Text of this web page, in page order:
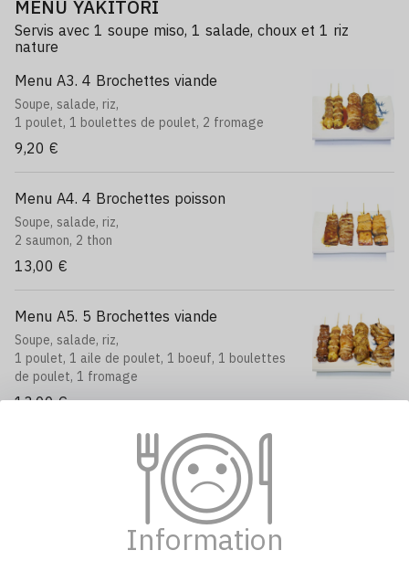
Information
MENU YAKITORI
Servis avec 1 soupe miso, 1 salade, choux et 1 riz
nature
Menu A3. 4 Brochettes viande
Soupe, salade, riz,
1 poulet, 1 boulettes de poulet, 2 fromage
9,20 €
Menu A4. 4 Brochettes poisson
Soupe, salade, riz,
2 saumon, 2 thon
13,00 €
Menu A5. 5 Brochettes viande
Soupe, salade, riz,
1 poulet, 1 aile de poulet, 1 boeuf, 1 boulettes
de poulet, 1 fromage
13,00 €
Menu A6. 6 Brochettes fruits de mer
2 saumon, 2 thon, 2 gambas